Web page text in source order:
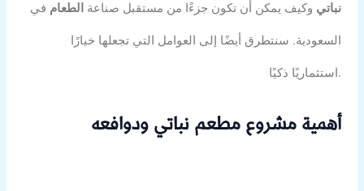
نباتي وكيف يمكن أن تكون جزءًا من مستقبل صناعة الطعام في
السعودية. سنتطرق أيضًا إلى العوامل التي تجعلها خيارًا
استثماريًا ذكيًا.
أهمية مشروع مطعم نباتي ودوافعه